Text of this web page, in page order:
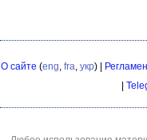
О сайте (eng, fra, укр) |